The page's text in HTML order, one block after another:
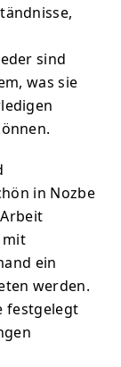
sind
was sie
in Nozbe
mit
ein
werden.
festgelegt